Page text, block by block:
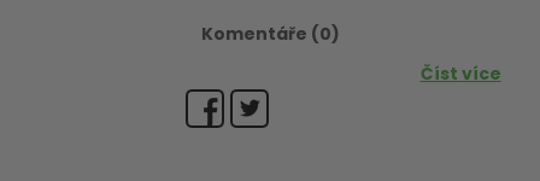
Komentáře (0)
Číst více